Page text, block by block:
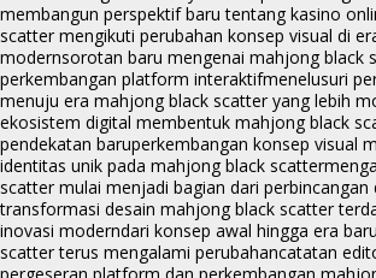
membangun perspektif baru tentang kasino
scatter mengikuti perubahan konsep visual di
modernsorotan baru mengenai mahjong black
perkembangan platform interaktifmenelusuri
menuju era mahjong black scatter yang lebih
ekosistem digital membentuk mahjong black
pendekatan baruperkembangan konsep visual
identitas unik pada mahjong black scatter
scatter mulai menjadi bagian dari perbincangan
transformasi desain mahjong black scatter
inovasi moderndari konsep awal hingga era
scatter terus mengalami perubahancatatan